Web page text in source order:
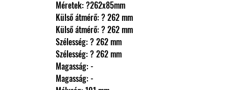
                Méretek: ?262x85mm
                Külső átmérő: ? 262 mm
                Külső átmérő: ? 262 mm
                Szélesség: ? 262 mm
                Szélesség: ? 262 mm
                Magasság: -
                Magasság: -